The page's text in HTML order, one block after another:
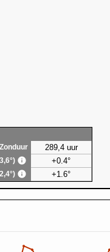
Zonduur
289,4 uur
+0.4°
+1.6°